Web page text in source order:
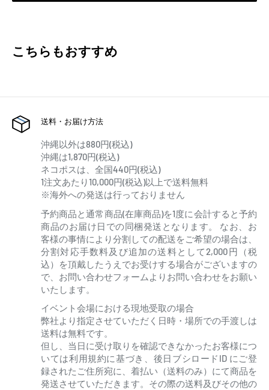
こちらもおすすめ
送料・お届け方法
沖縄以外は880円(税込)
沖縄は1,870円(税込)
ネコポスは、全国440円(税込)
1注文あたり10,000円(税込)以上で送料無料
※海外への発送は行っておりません
予約商品と通常商品(在庫商品)を1度に会計すると予約
商品のお届け日での同梱発送となります。 なお、お
客様の事情により分割しての配送をご希望の場合は、
分割対応手数料及び追加の送料として2,000円（税
込）を頂戴したうえでお受けする場合がございますの
で、お問い合わせフォームよりお問い合わせをお願い
いたします。
イベント会場における現地受取の場合
弊社より指定させていただく日時・場所での手渡しは
送料は無料です。
但し、当日に受け取りを確認できなかったお客様につ
いては利用規約に基づき、後日ブシロードID にご登
録されたご住所宛に、着払い（送料のみ）にて商品を
発送させていただきます。その際の送料及びその他の